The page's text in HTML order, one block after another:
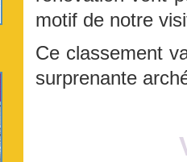
motif de notre
Ce classement
surprenante